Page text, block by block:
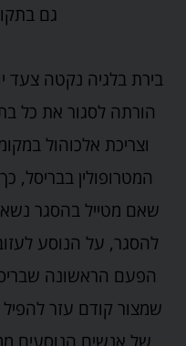
גם
בירת בלגיה נקטה צעד
הורתה לסגור את כל
וצריכת אלכוהול
המטרופולין בבריסל,
שאם מטייל בהסגר
להסגר, על הנוסע
הפעם הראשונה
שמצור קודם עזר
של אנשים הנוסעים